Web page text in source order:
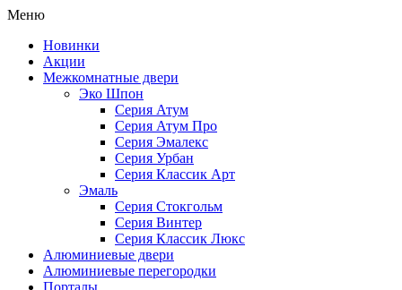
Меню
Новинки
Акции
Межкомнатные двери
Эко Шпон
Серия Атум
Серия Атум Про
Серия Эмалекс
Серия Урбан
Серия Классик Арт
Эмаль
Серия Стокгольм
Серия Винтер
Серия Классик Люкс
Алюминиевые двери
Алюминиевые перегородки
Порталы